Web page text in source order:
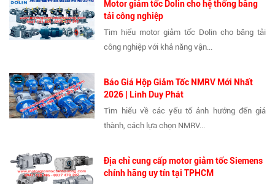
Motor giảm tốc Dolin cho hệ thống băng
tải công nghiệp
Tìm hiểu motor giảm tốc Dolin cho băng tải
công nghiệp với khả năng vận...
Báo Giá Hộp Giảm Tốc NMRV Mới Nhất
2026 | Linh Duy Phát
Tìm hiểu về các yếu tố ảnh hưởng đến giá
thành, cách lựa chọn NMRV...
Địa chỉ cung cấp motor giảm tốc Siemens
chính hãng uy tín tại TPHCM